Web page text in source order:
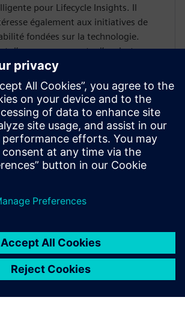
pour Lifecycle Insights. Il
également aux initiatives de
fondées sur la technologie.
d’occuper son poste d’analyste
Arvind a travaillé dans la
de produits dans le domaine de la
et de la conception assistée par
Au sein de l’équipe d’analystes
Insights, Arvind apporte son
et sa perspicacité sur la
numérique dans le
de la conception